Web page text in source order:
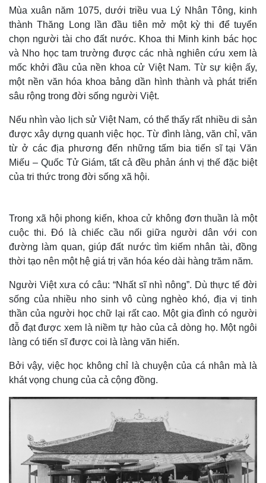
Thế giới
Quan sát
Cuộc sống đó đây
Hồ sơ
Multimedia
Video
Ảnh
E-Magazine
Infographic
Mùa xuân năm 1075, dưới triều vua Lý Nhân Tông, kinh
thành Thăng Long lần đầu tiên mở một kỳ thi để tuyển
chọn người tài cho đất nước. Khoa thi Minh kinh bác học
và Nho học tam trường được các nhà nghiên cứu xem là
mốc khởi đầu của nền khoa cử Việt Nam. Từ sự kiện ấy,
một nền văn hóa khoa bảng dần hình thành và phát triển
sâu rộng trong đời sống người Việt.
Nếu nhìn vào lịch sử Việt Nam, có thể thấy rất nhiều di sản
được xây dựng quanh việc học. Từ đình làng, văn chỉ, văn
từ ở các địa phương đến những tấm bia tiến sĩ tại Văn
Miếu – Quốc Tử Giám, tất cả đều phản ánh vị thế đặc biệt
của tri thức trong đời sống xã hội.
Trong xã hội phong kiến, khoa cử không đơn thuần là một
cuộc thi. Đó là chiếc cầu nối giữa người dân với con
đường làm quan, giúp đất nước tìm kiếm nhân tài, đồng
thời tạo nên một hệ giá trị văn hóa kéo dài hàng trăm năm.
Người Việt xưa có câu: “Nhất sĩ nhì nông”. Dù thực tế đời
sống của nhiều nho sinh vô cùng nghèo khó, địa vị tinh
thần của người học chữ lại rất cao. Một gia đình có người
đỗ đạt được xem là niềm tự hào của cả dòng họ. Một ngôi
làng có tiến sĩ được coi là làng văn hiến.
Bởi vậy, việc học không chỉ là chuyện của cá nhân mà là
khát vọng chung của cả cộng đồng.